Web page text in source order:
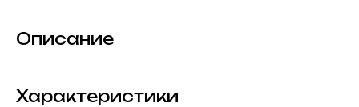
Описание
Характеристики